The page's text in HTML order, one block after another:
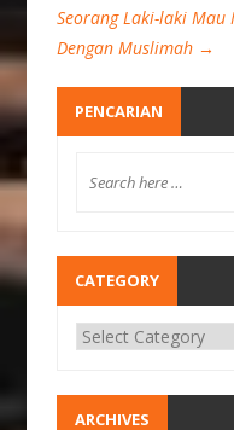
Seorang Laki-laki
Dengan Muslimah →
PENCARIAN
CATEGORY
ARCHIVES